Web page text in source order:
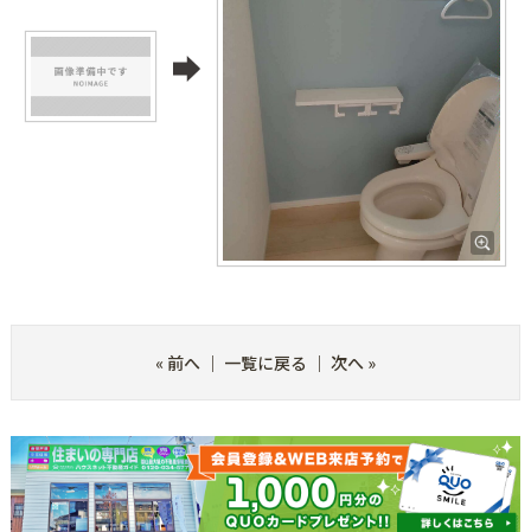
« 前へ｜ 一覧に戻る ｜ 次へ»